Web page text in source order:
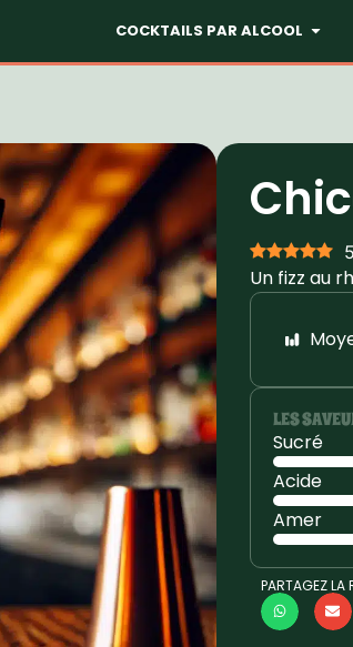
COCKTAILS PAR ALCOOL
5
Un fizz au
LES
Sucré
Acide
Amer
PARTAGEZ LA